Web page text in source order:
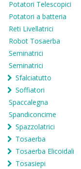
Potatori Telescopici
Potatori a batteria
Reti Livellatrici
Robot Tosaerba
Seminatrici
Seminatrici
Sfalciatutto
Soffiatori
Spaccalegna
Spandiconcime
Spazzolatrici
Tosaerba
Tosaerba Elicoidali
Tosasiepi